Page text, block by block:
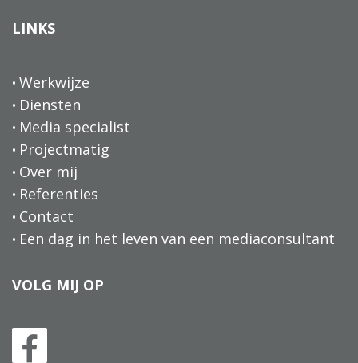
LINKS
Werkwijze
Diensten
Media specialist
Projectmatig
Over mij
Referenties
Contact
Een dag in het leven van een mediaconsultant
VOLG MIJ OP